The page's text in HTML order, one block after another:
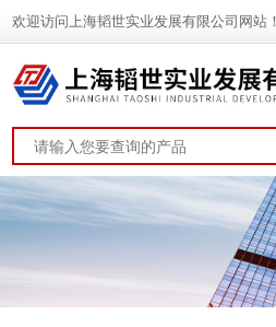
欢迎访问上海韬世实业发展有限公司网站！